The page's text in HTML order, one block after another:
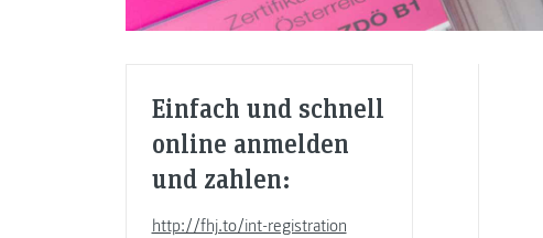
Einfach und schnell
online anmelden
und zahlen:
http://fhj.to/int-registration